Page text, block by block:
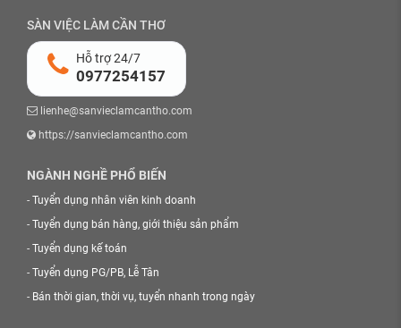
SÀN VIỆC LÀM CẦN THƠ
Hỗ trợ 24/7
0977254157
lienhe@sanvieclamcantho.com
https://sanvieclamcantho.com
NGÀNH NGHỀ PHỔ BIẾN
- Tuyển dụng nhân viên kinh doanh
- Tuyển dụng bán hàng, giới thiệu sản phẩm
- Tuyển dụng kế toán
- Tuyển dụng PG/PB, Lễ Tân
- Bán thời gian, thời vụ, tuyển nhanh trong ngày